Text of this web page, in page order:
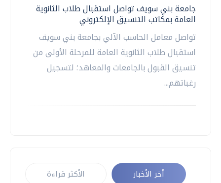
جامعة بني سويف تواصل استقبال طلاب الثانوية
العامة بمكاتب التنسيق الإلكتروني
تواصل معامل الحاسب الآلي بجامعة بني سويف
استقبال طلاب الثانوية العامة للمرحلة الأولى من
تنسيق القبول بالجامعات والمعاهد؛ لتسجيل
رغباتهم...
أخر الأخبار الأكثر قراءة